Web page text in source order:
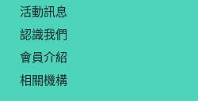
活動訊息
認識我們
會員介紹
相關機構